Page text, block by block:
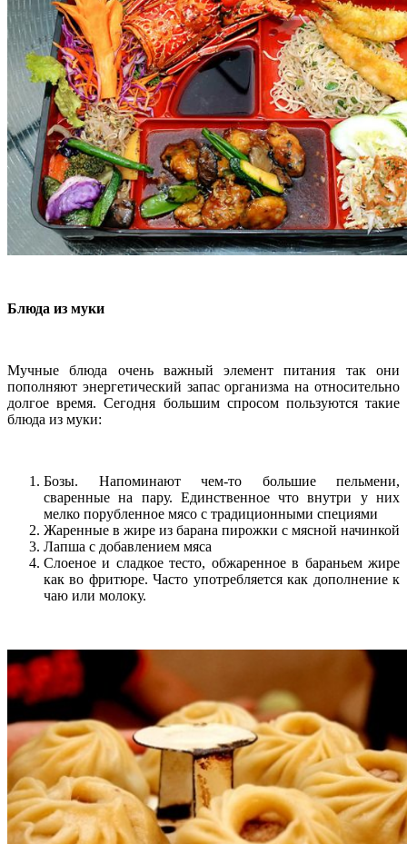
Блюда из муки
Мучные блюда очень важный элемент питания так они
пополняют энергетический запас организма на относительно
долгое время. Сегодня большим спросом пользуются такие
блюда из муки:
Бозы. Напоминают чем-то большие пельмени,
сваренные на пару. Единственное что внутри у них
мелко порубленное мясо с традиционными специями
Жаренные в жире из барана пирожки с мясной начинкой
Лапша с добавлением мяса
Слоеное и сладкое тесто, обжаренное в бараньем жире
как во фритюре. Часто употребляется как дополнение к
чаю или молоку.